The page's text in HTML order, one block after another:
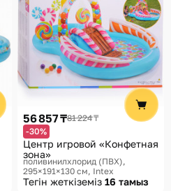
56 857 ₸81 224 ₸
-30%
Центр игровой «Конфетная
зона»
поливинилхлорид (ПВХ),
295×191×130 см Intex
Тегін жеткіземіз 16 тамыз